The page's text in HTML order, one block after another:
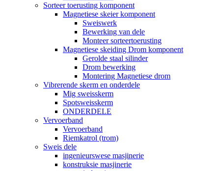
Sorteer toerusting komponent
Magnetiese skeier komponent
Sweiswerk
Bewerking van dele
Monteer sorteertoerusting
Magnetiese skeiding Drom komponent
Gerolde staal silinder
Drom bewerking
Montering Magnetiese drom
Vibrerende skerm en onderdele
Mig sweisskerm
Spotsweisskerm
ONDERDELE
Vervoerband
Vervoerband
Riemkatrol (trom)
Sweis dele
ingenieurswese masjinerie
konstruksie masjinerie